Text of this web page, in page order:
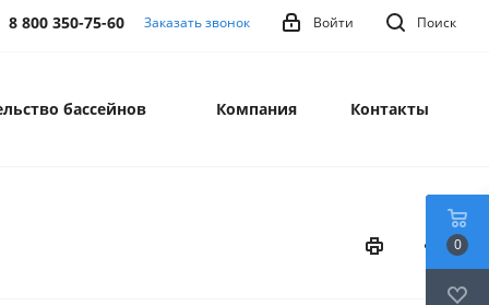
Поиск
Войти
8 800 350-75-60 Заказать звонок
бассейнов Компания Контакты
0